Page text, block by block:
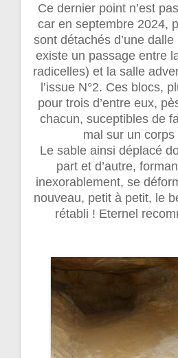
Ce dernier point n’est
car en septembre 2024,
sont détachés d’une
existe un passage entre
radicelles) et la salle
l’issue N°2. Ces blocs,
pour trois d’entre eux,
chacun, suceptibles de
mal sur un corps
Le sable ainsi déplacé
part et d’autre,
inexorablement, se
nouveau, petit à petit, le
rétabli ! Eternel